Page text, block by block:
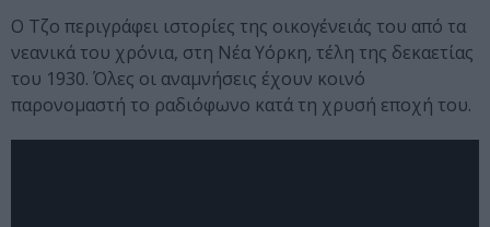
Ο Τζο περιγράφει ιστορίες της οικογένειάς του από τα
νεανικά του χρόνια, στη Νέα Υόρκη, τέλη της δεκαετίας
του 1930. Όλες οι αναμνήσεις έχουν κοινό
παρονομαστή το ραδιόφωνο κατά τη χρυσή εποχή του.